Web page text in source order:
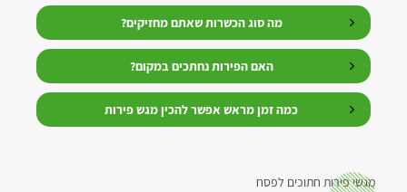
מה סוג הכשרות שאתם מחזיקים?
האם הפירות נחתכים במקום?
כמה זמן מראש אפשר להכין מגש פירות
מגשי פירות חתוכים לפסח